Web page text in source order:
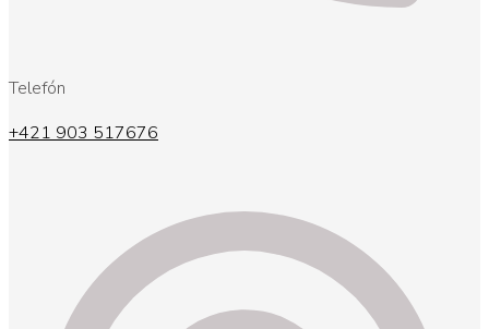
Telefón
+421 903 517676